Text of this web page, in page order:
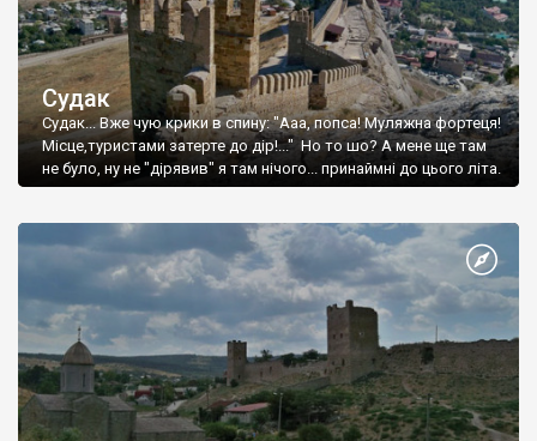
Судак
Судак... Вже чую крики в спину: "Ааа, попса! Муляжна фортеця!
Місце,туристами затерте до дір!..." Но то шо? А мене ще там
не було, ну не "дірявив" я там нічого... принаймні до цього літа.